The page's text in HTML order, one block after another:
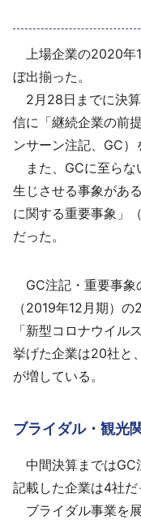
導
よ
上場企業の2020年
ぼ出揃った。
2月28日までに決
信に「継続企業の前
ンサーン注記、GC）
また、GCに至らな
生じさせる事象があ
に関する重要事象」
だった。
GC注記・重要事象
（2019年12月期）
「新型コロナウイル
挙げた企業は20社と
が増している。
ブライダル・観光
中間決算まではGC
記載した企業は4社だ
ブライダル事業を